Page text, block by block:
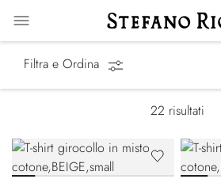
Filtra e Ordina
22 risultati